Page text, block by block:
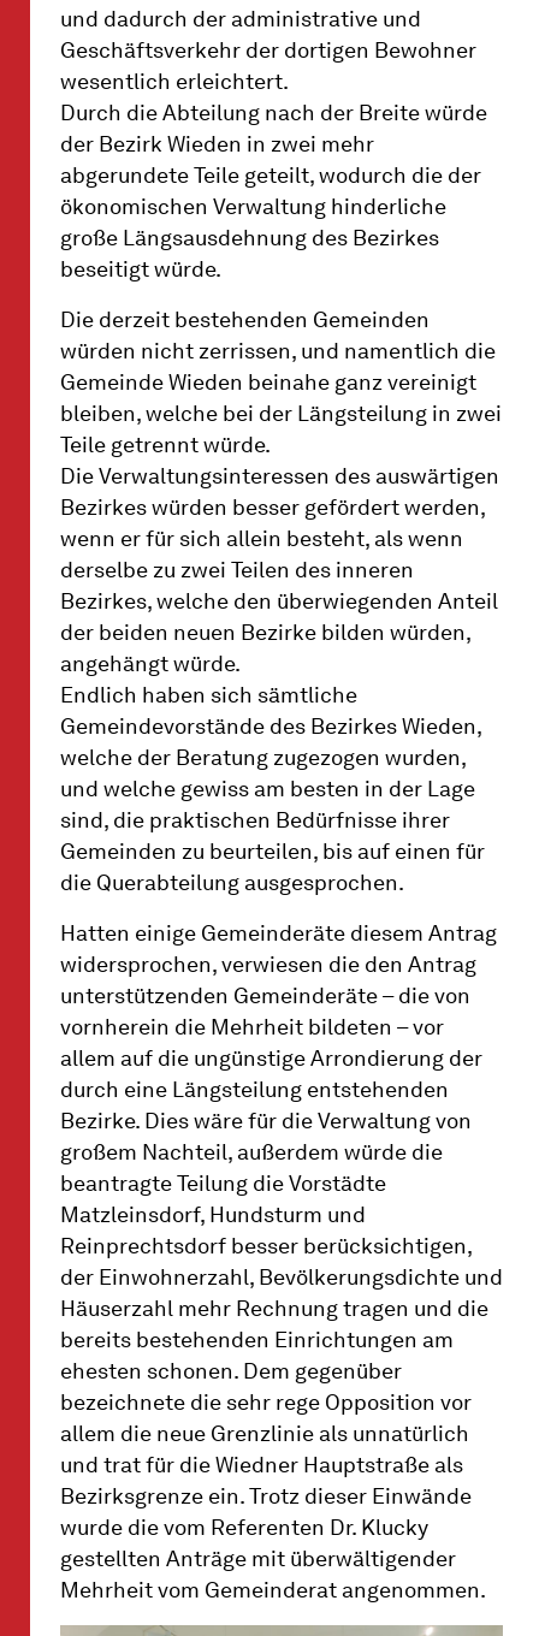
und dadurch der administrative und
Geschäftsverkehr der dortigen Bewohner
wesentlich erleichtert.
Durch die Abteilung nach der Breite würde
der Bezirk Wieden in zwei mehr
abgerundete Teile geteilt, wodurch die der
ökonomischen Verwaltung hinderliche
große Längsausdehnung des Bezirkes
beseitigt würde.
Die derzeit bestehenden Gemeinden
würden nicht zerrissen, und namentlich die
Gemeinde Wieden beinahe ganz vereinigt
bleiben, welche bei der Längsteilung in zwei
Teile getrennt würde.
Die Verwaltungsinteressen des auswärtigen
Bezirkes würden besser gefördert werden,
wenn er für sich allein besteht, als wenn
derselbe zu zwei Teilen des inneren
Bezirkes, welche den überwiegenden Anteil
der beiden neuen Bezirke bilden würden,
angehängt würde.
Endlich haben sich sämtliche
Gemeindevorstände des Bezirkes Wieden,
welche der Beratung zugezogen wurden,
und welche gewiss am besten in der Lage
sind, die praktischen Bedürfnisse ihrer
Gemeinden zu beurteilen, bis auf einen für
die Querabteilung ausgesprochen.
Hatten einige Gemeinderäte diesem Antrag
widersprochen, verwiesen die den Antrag
unterstützenden Gemeinderäte – die von
vornherein die Mehrheit bildeten – vor
allem auf die ungünstige Arrondierung der
durch eine Längsteilung entstehenden
Bezirke. Dies wäre für die Verwaltung von
großem Nachteil, außerdem würde die
beantragte Teilung die Vorstädte
Matzleinsdorf, Hundsturm und
Reinprechtsdorf besser berücksichtigen,
der Einwohnerzahl, Bevölkerungsdichte und
Häuserzahl mehr Rechnung tragen und die
bereits bestehenden Einrichtungen am
ehesten schonen. Dem gegenüber
bezeichnete die sehr rege Opposition vor
allem die neue Grenzlinie als unnatürlich
und trat für die Wiedner Hauptstraße als
Bezirksgrenze ein. Trotz dieser Einwände
wurde die vom Referenten Dr. Klucky
gestellten Anträge mit überwältigender
Mehrheit vom Gemeinderat angenommen.